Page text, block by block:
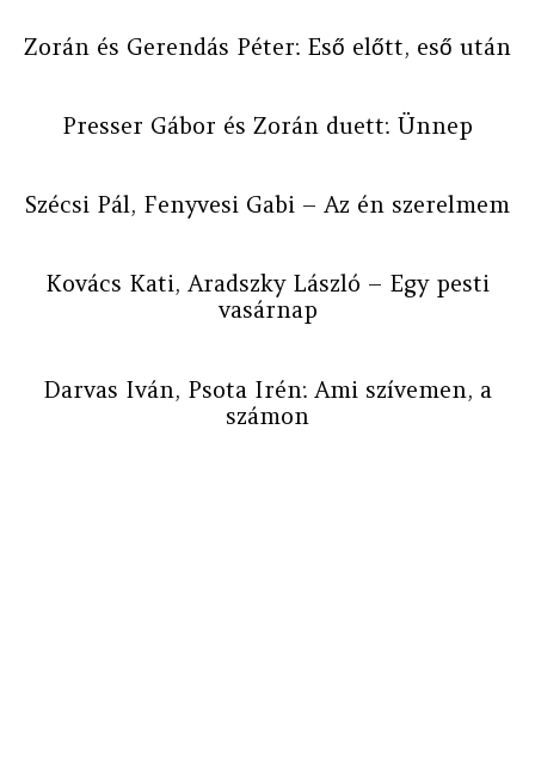
Zorán és Gerendás Péter: Eső előtt, eső után
Presser Gábor és Zorán duett: Ünnep
Szécsi Pál, Fenyvesi Gabi – Az én szerelmem
Kovács Kati, Aradszky László – Egy pesti
vasárnap
Darvas Iván, Psota Irén: Ami szívemen, a
számon